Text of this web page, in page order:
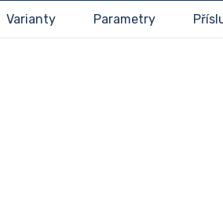
Varianty Parametry